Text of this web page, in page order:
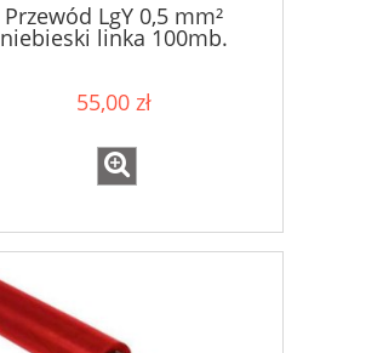
Przewód LgY 0,5 mm²
niebieski linka 100mb.
55,00 zł